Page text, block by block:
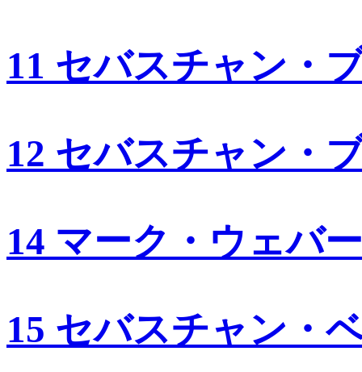
11 セバスチャン・
12 セバスチャン・
14 マーク・ウェバー
15 セバスチャン・